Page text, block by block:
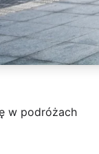
w podróżach